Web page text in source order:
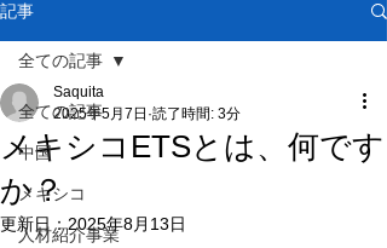
記事
全ての記事
中国
メキシコ
人材紹介事業
全ての記事
メキシコETSとは、何です
か？
Saquita
2025年5月7日 読了時間: 3分
更新日：2025年8月13日